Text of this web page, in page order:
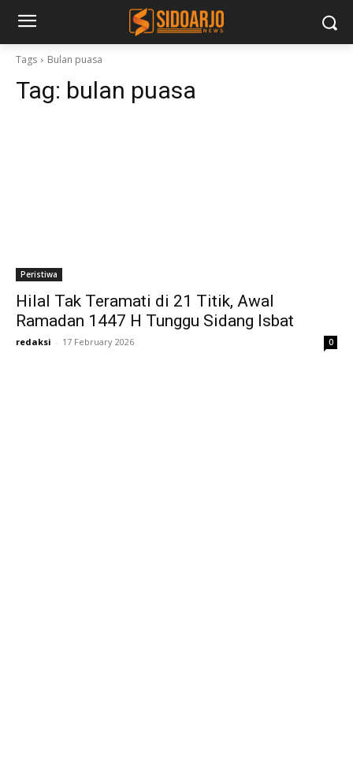
Tags Bulan puasa
Tag: bulan puasa
Peristiwa
Hilal Tak Teramati di 21 Titik, Awal
Ramadan 1447 H Tunggu Sidang Isbat
redaksi - 17 February 2026 0